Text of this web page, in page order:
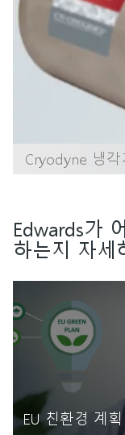
Cryodyne 냉각
Edwards가
하는지 자세
EU 친환경 계획